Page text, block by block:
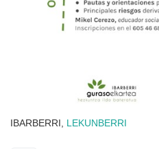
IBARBERRI, LEKUNBERRI